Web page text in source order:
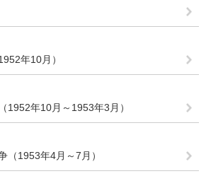
年10月）
1952年10月～1953年3月）
（1953年4月～7月）